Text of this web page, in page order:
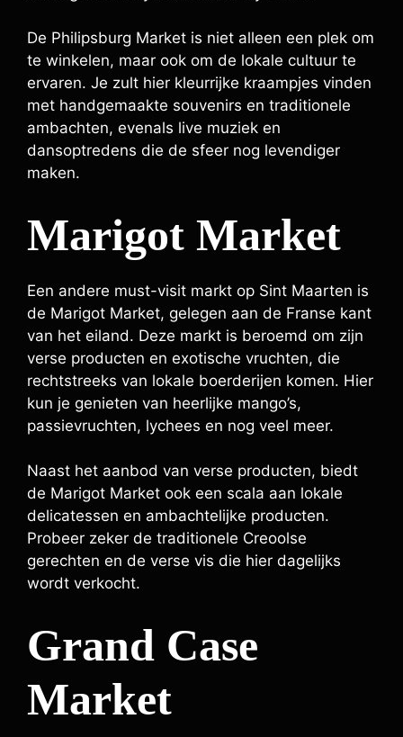
De Philipsburg Market is niet alleen een plek om
te winkelen, maar ook om de lokale cultuur te
ervaren. Je zult hier kleurrijke kraampjes vinden
met handgemaakte souvenirs en traditionele
ambachten, evenals live muziek en
dansoptredens die de sfeer nog levendiger
maken.
Marigot Market
Een andere must-visit markt op Sint Maarten is
de Marigot Market, gelegen aan de Franse kant
van het eiland. Deze markt is beroemd om zijn
verse producten en exotische vruchten, die
rechtstreeks van lokale boerderijen komen. Hier
kun je genieten van heerlijke mango’s,
passievruchten, lychees en nog veel meer.
Naast het aanbod van verse producten, biedt
de Marigot Market ook een scala aan lokale
delicatessen en ambachtelijke producten.
Probeer zeker de traditionele Creoolse
gerechten en de verse vis die hier dagelijks
wordt verkocht.
Grand Case
Market